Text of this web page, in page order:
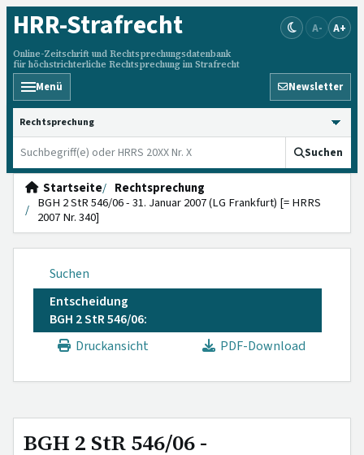
HRR-Strafrecht
Online-Zeitschrift und Rechtsprechungsdatenbank
für höchstrichterliche Rechtsprechung im Strafrecht
A- A+
Menü Newsletter
HRRS durchsuchen
Suchen
Startseite
Rechtsprechung
BGH 2 StR 546/06 - 31. Januar 2007 (LG Frankfurt) [= HRRS
2007 Nr. 340]
Suchen
Entscheidung
BGH 2 StR 546/06:
Druckansicht
PDF-Download
BGH 2 StR 546/06 -